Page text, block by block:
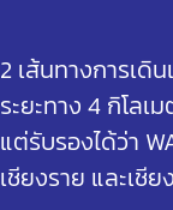
2 เส้นทางการเดิ
ระยะทาง 4 กิโลเ
แต่รับรองได้ว่า
เชียงราย และเชี